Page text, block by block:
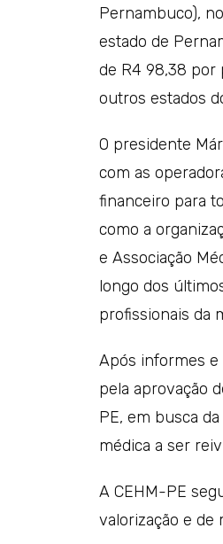
Pernambuco),
estado de
de R4 98,38 por
outros estados
O presidente
com as
financeiro para
como a
e Associação
longo dos
profissionais da
Após informes e
pela aprovação
PE, em busca
médica a ser
A CEHM-PE
valorização e de